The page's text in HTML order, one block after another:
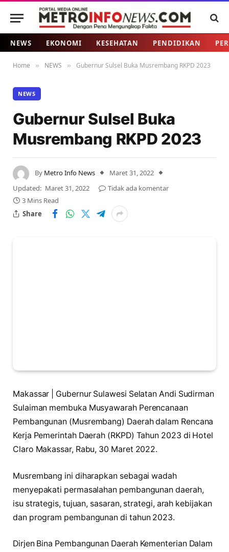
NEWS EKONOMI KESEHATAN PENDIDIKAN
Home » NEWS » Gubernur Sulsel Buka Musrembang RKPD 2023
NEWS
Gubernur Sulsel Buka
Musrembang RKPD 2023
By Metro Info News
Maret 31, 2022
Updated: Maret 31, 2022
Tidak ada komentar
3 Mins Read
Share
Makassar | Gubernur Sulawesi Selatan Andi Sudirman
Sulaiman membuka Musyawarah Perencanaan
Pembangunan (Musrembang) Daerah dalam Rencana
Kerja Pemerintah Daerah (RKPD) Tahun 2023 di Hotel
Claro Makassar, Rabu, 30 Maret 2022.
Musrembang ini diharapkan sebagai wadah
menyepakati permasalahan pembangunan daerah,
isu strategis, tujuan, sasaran, strategi, arah kebijakan
dan program pembangunan di tahun 2023.
Dirjen Bina Pembangunan Daerah Kementerian Dalam